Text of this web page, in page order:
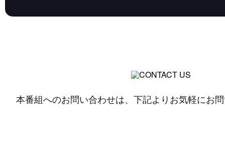
本番組へのお問い合わせは、下記よりお気軽にお